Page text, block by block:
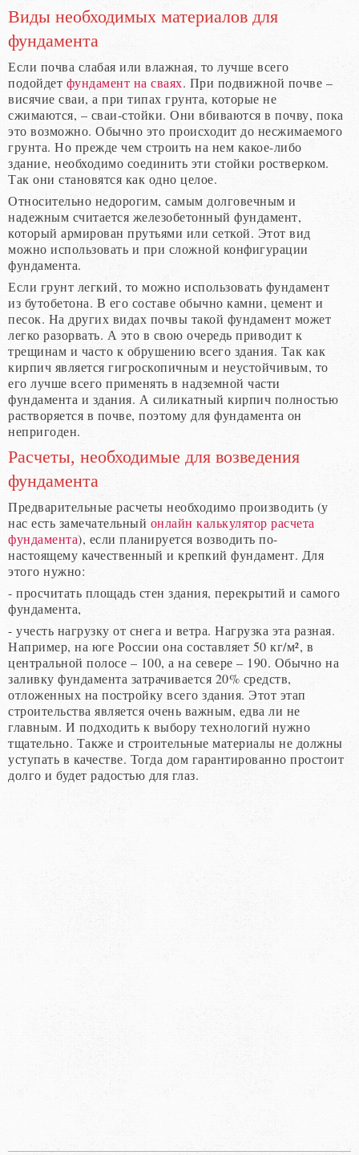
Виды необходимых материалов для
фундамента
Если почва слабая или влажная, то лучше всего
подойдет фундамент на сваях. При подвижной почве –
висячие сваи, а при типах грунта, которые не
сжимаются, – сваи-стойки. Они вбиваются в почву, пока
это возможно. Обычно это происходит до несжимаемого
грунта. Но прежде чем строить на нем какое-либо
здание, необходимо соединить эти стойки ростверком.
Так они становятся как одно целое.
Относительно недорогим, самым долговечным и
надежным считается железобетонный фундамент,
который армирован прутьями или сеткой. Этот вид
можно использовать и при сложной конфигурации
фундамента.
Если грунт легкий, то можно использовать фундамент
из бутобетона. В его составе обычно камни, цемент и
песок. На других видах почвы такой фундамент может
легко разорвать. А это в свою очередь приводит к
трещинам и часто к обрушению всего здания. Так как
кирпич является гигроскопичным и неустойчивым, то
его лучше всего применять в надземной части
фундамента и здания. А силикатный кирпич полностью
растворяется в почве, поэтому для фундамента он
непригоден.
Расчеты, необходимые для возведения
фундамента
Предварительные расчеты необходимо производить (у
нас есть замечательный онлайн калькулятор расчета
фундамента), если планируется возводить по-
настоящему качественный и крепкий фундамент. Для
этого нужно:
- просчитать площадь стен здания, перекрытий и самого
фундамента,
- учесть нагрузку от снега и ветра. Нагрузка эта разная.
Например, на юге России она составляет 50 кг/м², в
центральной полосе – 100, а на севере – 190. Обычно на
заливку фундамента затрачивается 20% средств,
отложенных на постройку всего здания. Этот этап
строительства является очень важным, едва ли не
главным. И подходить к выбору технологий нужно
тщательно. Также и строительные материалы не должны
уступать в качестве. Тогда дом гарантированно простоит
долго и будет радостью для глаз.